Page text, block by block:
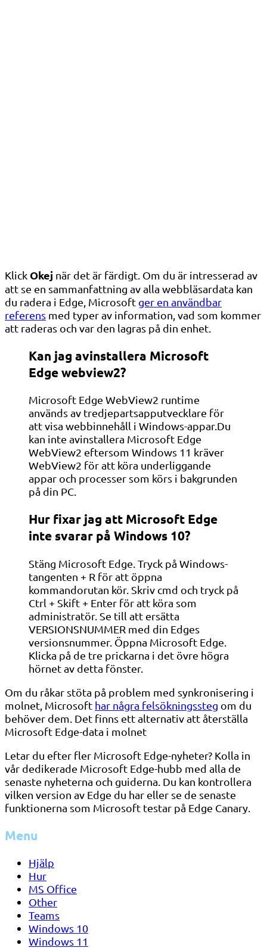
Klick Okej när det är färdigt. Om du är intresserad av
att se en sammanfattning av alla webbläsardata kan
du radera i Edge, Microsoft ger en användbar
referens med typer av information, vad som kommer
att raderas och var den lagras på din enhet.
Kan jag avinstallera Microsoft
Edge webview2?
Microsoft Edge WebView2 runtime
används av tredjepartsapputvecklare för
att visa webbinnehåll i Windows-appar.Du
kan inte avinstallera Microsoft Edge
WebView2 eftersom Windows 11 kräver
WebView2 för att köra underliggande
appar och processer som körs i bakgrunden
på din PC.
Hur fixar jag att Microsoft Edge
inte svarar på Windows 10?
Stäng Microsoft Edge. Tryck på Windows-
tangenten + R för att öppna
kommandorutan kör. Skriv cmd och tryck på
Ctrl + Skift + Enter för att köra som
administratör. Se till att ersätta
VERSIONSNUMMER med din Edges
versionsnummer. Öppna Microsoft Edge.
Klicka på de tre prickarna i det övre högra
hörnet av detta fönster.
Om du råkar stöta på problem med synkronisering i
molnet, Microsoft har några felsökningssteg om du
behöver dem. Det finns ett alternativ att återställa
Microsoft Edge-data i molnet
Letar du efter fler Microsoft Edge-nyheter? Kolla in
vår dedikerade Microsoft Edge-hubb med alla de
senaste nyheterna och guiderna. Du kan kontrollera
vilken version av Edge du har eller se de senaste
funktionerna som Microsoft testar på Edge Canary.
Menu
Hjälp
Hur
MS Office
Other
Teams
Windows 10
Windows 11